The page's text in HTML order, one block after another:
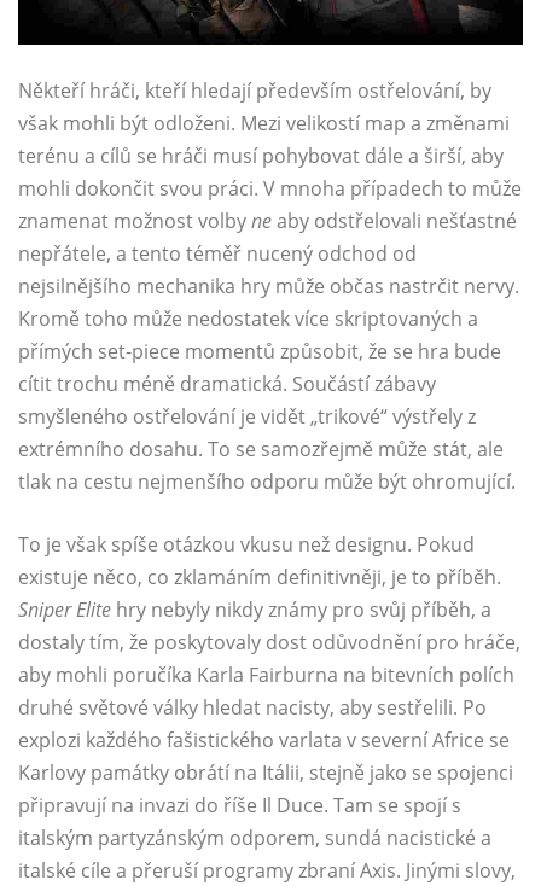
Někteří hráči, kteří hledají především ostřelování, by
však mohli být odloženi. Mezi velikostí map a změnami
terénu a cílů se hráči musí pohybovat dále a širší, aby
mohli dokončit svou práci. V mnoha případech to může
znamenat možnost volbyneaby odstřelovali nešťastné
nepřátele, a tento téměř nucený odchod od
nejsilnějšího mechanika hry může občas nastrčit nervy.
Kromě toho může nedostatek více skriptovaných a
přímých set-piece momentů způsobit, že se hra bude
cítit trochu méně dramatická. Součástí zábavy
smyšleného ostřelování je vidět „trikové“ výstřely z
extrémního dosahu. To se samozřejmě může stát, ale
tlak na cestu nejmenšího odporu může být ohromující.
To je však spíše otázkou vkusu než designu. Pokud
existuje něco, co zklamáním definitivněji, je to příběh.
Sniper Elite hry nebyly nikdy známy pro svůj příběh, a
dostaly tím, že poskytovaly dost odůvodnění pro hráče,
aby mohli poručíka Karla Fairburna na bitevních polích
druhé světové války hledat nacisty, aby sestřelili. Po
explozi každého fašistického varlata v severní Africe se
Karlovy památky obrátí na Itálii, stejně jako se spojenci
připravují na invazi do říše Il Duce. Tam se spojí s
italským partyzánským odporem, sundá nacistické a
italské cíle a přeruší programy zbraní Axis. Jinými slovy,